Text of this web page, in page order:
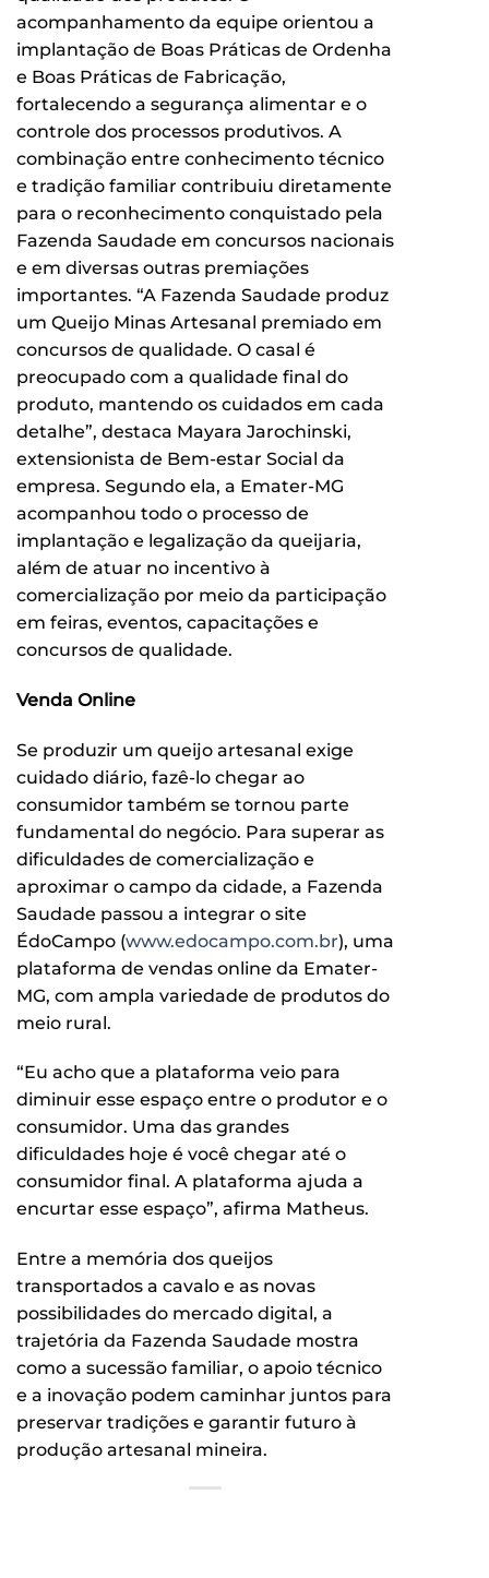
acompanhamento da equipe orientou a
implantação de Boas Práticas de Ordenha
e Boas Práticas de Fabricação,
fortalecendo a segurança alimentar e o
controle dos processos produtivos. A
combinação entre conhecimento técnico
e tradição familiar contribuiu diretamente
para o reconhecimento conquistado pela
Fazenda Saudade em concursos nacionais
e em diversas outras premiações
importantes. “A Fazenda Saudade produz
um Queijo Minas Artesanal premiado em
concursos de qualidade. O casal é
preocupado com a qualidade final do
produto, mantendo os cuidados em cada
detalhe”, destaca Mayara Jarochinski,
extensionista de Bem-estar Social da
empresa. Segundo ela, a Emater-MG
acompanhou todo o processo de
implantação e legalização da queijaria,
além de atuar no incentivo à
comercialização por meio da participação
em feiras, eventos, capacitações e
concursos de qualidade.
Venda Online
Se produzir um queijo artesanal exige
cuidado diário, fazê-lo chegar ao
consumidor também se tornou parte
fundamental do negócio. Para superar as
dificuldades de comercialização e
aproximar o campo da cidade, a Fazenda
Saudade passou a integrar o site
ÉdoCampo (www.edocampo.com.br), uma
plataforma de vendas online da Emater-
MG, com ampla variedade de produtos do
meio rural.
“Eu acho que a plataforma veio para
diminuir esse espaço entre o produtor e o
consumidor. Uma das grandes
dificuldades hoje é você chegar até o
consumidor final. A plataforma ajuda a
encurtar esse espaço”, afirma Matheus.
Entre a memória dos queijos
transportados a cavalo e as novas
possibilidades do mercado digital, a
trajetória da Fazenda Saudade mostra
como a sucessão familiar, o apoio técnico
e a inovação podem caminhar juntos para
preservar tradições e garantir futuro à
produção artesanal mineira.